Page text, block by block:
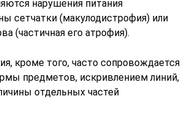
нарушения питания
сетчатки (макулодистрофия) или
(частичная его атрофия).
кроме того, часто сопровождается
предметов, искривлением линий,
отдельных частей